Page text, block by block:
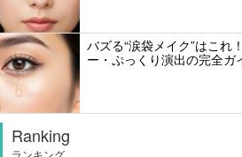
バズる“涙袋メイク”はこれ
ー・ぷっくり演出の完全ガ
Ranking